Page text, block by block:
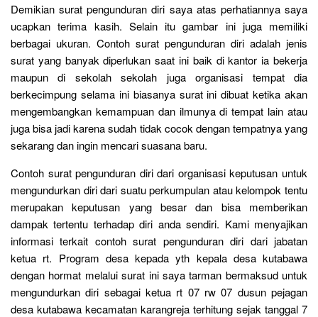
Demikian surat pengunduran diri saya atas perhatiannya saya
ucapkan terima kasih. Selain itu gambar ini juga memiliki
berbagai ukuran. Contoh surat pengunduran diri adalah jenis
surat yang banyak diperlukan saat ini baik di kantor ia bekerja
maupun di sekolah sekolah juga organisasi tempat dia
berkecimpung selama ini biasanya surat ini dibuat ketika akan
mengembangkan kemampuan dan ilmunya di tempat lain atau
juga bisa jadi karena sudah tidak cocok dengan tempatnya yang
sekarang dan ingin mencari suasana baru.
Contoh surat pengunduran diri dari organisasi keputusan untuk
mengundurkan diri dari suatu perkumpulan atau kelompok tentu
merupakan keputusan yang besar dan bisa memberikan
dampak tertentu terhadap diri anda sendiri. Kami menyajikan
informasi terkait contoh surat pengunduran diri dari jabatan
ketua rt. Program desa kepada yth kepala desa kutabawa
dengan hormat melalui surat ini saya tarman bermaksud untuk
mengundurkan diri sebagai ketua rt 07 rw 07 dusun pejagan
desa kutabawa kecamatan karangreja terhitung sejak tanggal 7